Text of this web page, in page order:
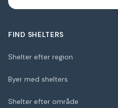
FIND SHELTERS
Shelter efter region
Byer med shelters
Shelter efter område